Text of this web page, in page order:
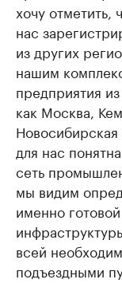
хочу отметить,
нас
из других
нашим
предприятия
как Москва,
для нас
сеть
мы видим
именно
всей
подъездными